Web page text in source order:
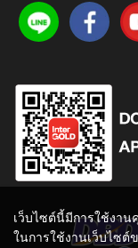
เว็บไซต์นี้มีการใช้งา
ในการใช้งานเว็บไซต์